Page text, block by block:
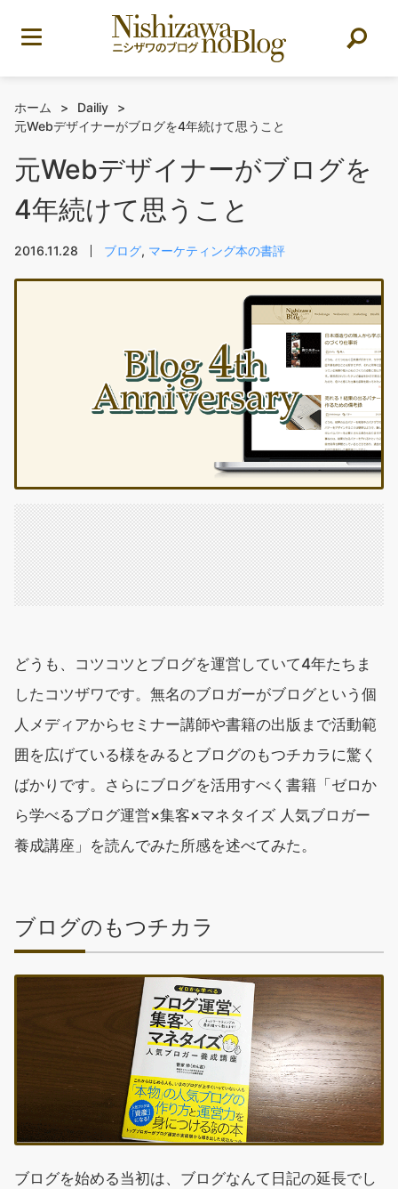
ホーム > Dailiy
>
元Webデザイナーがブログを4年続けて思うこと
元Webデザイナーがブログを
4年続けて思うこと
2016.11.28 ブログ, マーケティング本の書評
どうも、コツコツとブログを運営していて4年たちま
したコツザワです。無名のブロガーがブログという個
人メディアからセミナー講師や書籍の出版まで活動範
囲を広げている様をみるとブログのもつチカラに驚く
ばかりです。さらにブログを活用すべく書籍「ゼロか
ら学べるブログ運営×集客×マネタイズ 人気ブロガー
養成講座」を読んでみた所感を述べてみた。
ブログのもつチカラ
ブログを始める当初は、ブログなんて日記の延長でし